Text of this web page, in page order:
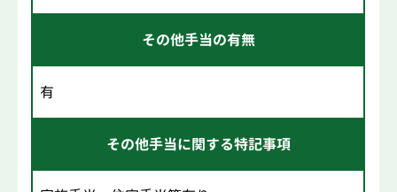
その他手当の有無
有
その他手当に関する特記事項